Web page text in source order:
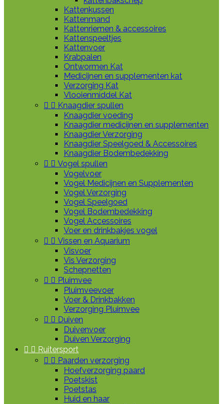
Kattenkussen
Kattenmand
Kattenriemen & accessoires
Kattenspeeltjes
Kattenvoer
Krabpalen
Ontwormen Kat
Medicijnen en supplementen kat
Verzorging Kat
Vlooienmiddel Kat
  Knaagdier spullen
Knaagdier voeding
Knaagdier medicijnen en supplementen
Knaagdier Verzorging
Knaagdier Speelgoed & Accessoires
Knaagdier Bodembedekking
  Vogel spullen
Vogelvoer
Vogel Medicijnen en Supplementen
Vogel Verzorging
Vogel Speelgoed
Vogel Bodembedekking
Vogel Accessoires
Voer en drinkbakjes vogel
  Vissen en Aquarium
Visvoer
Vis Verzorging
Schepnetten
  Pluimvee
Pluimveevoer
Voer & Drinkbakken
Verzorging Pluimvee
  Duiven
Duivenvoer
Duiven Verzorging
  Ruitersport
  Paarden verzorging
Hoefverzorging paard
Poetskist
Poetstas
Huid en haar